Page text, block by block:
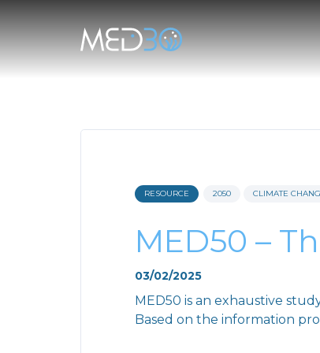
RESOURCE 2050 CLIMATE
MED50 –
03/02/2025
MED50 is an exhaustive
Based on the information